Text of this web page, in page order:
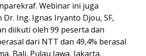
Webinar ini juga
Ing. Ignas Iryanto Djou, SF,
diikuti oleh 99 peserta dan
dari NTT dan 49,4% berasal
Bali, Pulau Jawa, Jakarta,